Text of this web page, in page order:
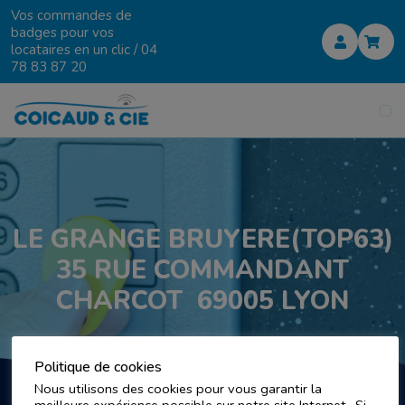
Vos commandes de
badges pour vos
locataires en un clic /04
78 83 87 20
LE GRANGE BRUYERE(TOP63)
35 RUE COMMANDANT
CHARCOT 69005 LYON
Politique de cookies
Nous utilisons des cookies pour vous garantir la